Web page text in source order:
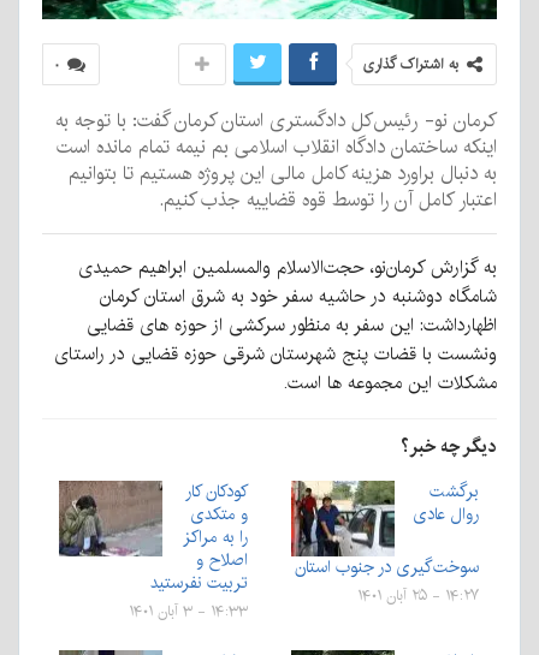
۰ به اشتراک گذاری
کرمان نو- رئیس‌کل دادگستری استان کرمان گفت: با توجه به
اینکه ساختمان دادگاه انقلاب اسلامی بم نیمه تمام مانده است
به دنبال براورد هزینه کامل مالی این پروژه هستیم تا بتوانیم
اعتبار کامل آن را توسط قوه قضاییه جذب کنیم.
به گزارش کرمان‌نو، حجت‌الاسلام والمسلمین ابراهیم حمیدی
شامگاه دوشنبه در حاشیه سفر خود به شرق استان کرمان
اظهارداشت: این سفر به منظور سرکشی از حوزه های قضایی
ونشست با قضات پنج شهرستان شرقی حوزه قضایی در راستای
مشکلات این مجموعه ها است.
دیگر چه خبر؟
برگشت
روال عادی
سوخت‌گیری در جنوب استان
۱۴:۲۷ - ۲۵ آبان ۱۴۰۱
کودکان کار
و متکدی
را به مراکز
اصلاح و
تربیت نفرستید
۱۴:۳۳ - ۳ آبان ۱۴۰۱